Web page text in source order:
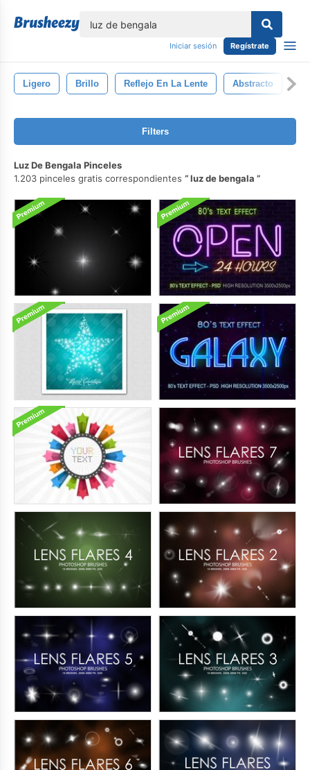
Iniciar sesión Regístrate
Ligero Brillo Reflejo En La Lente Abstracto
Filters
Luz De Bengala Pinceles
1.203 pinceles gratis correspondientes
luz de bengala